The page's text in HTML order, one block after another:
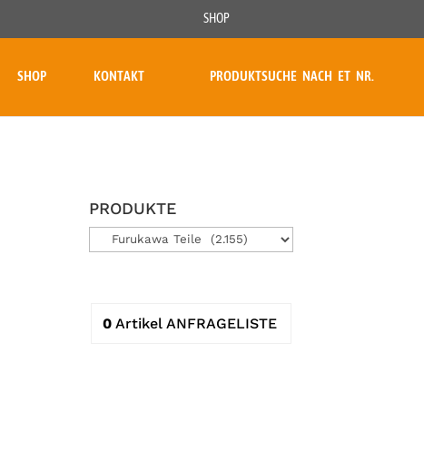
SHOP
SHOP KONTAKT PRODUKTSUCHE NACH ET NR.
PRODUKTE
0Artikel ANFRAGELISTE